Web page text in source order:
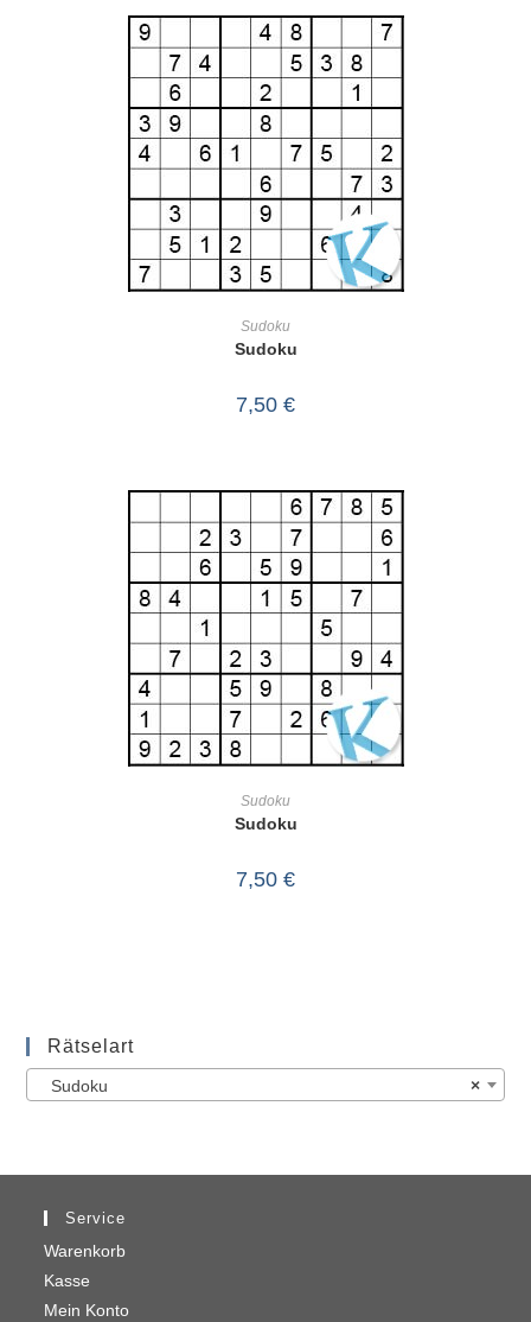
Sudoku
Sudoku
7,50 €
Sudoku
Sudoku
7,50 €
Rätselart
×
Sudoku
Service
Warenkorb
Kasse
Mein Konto